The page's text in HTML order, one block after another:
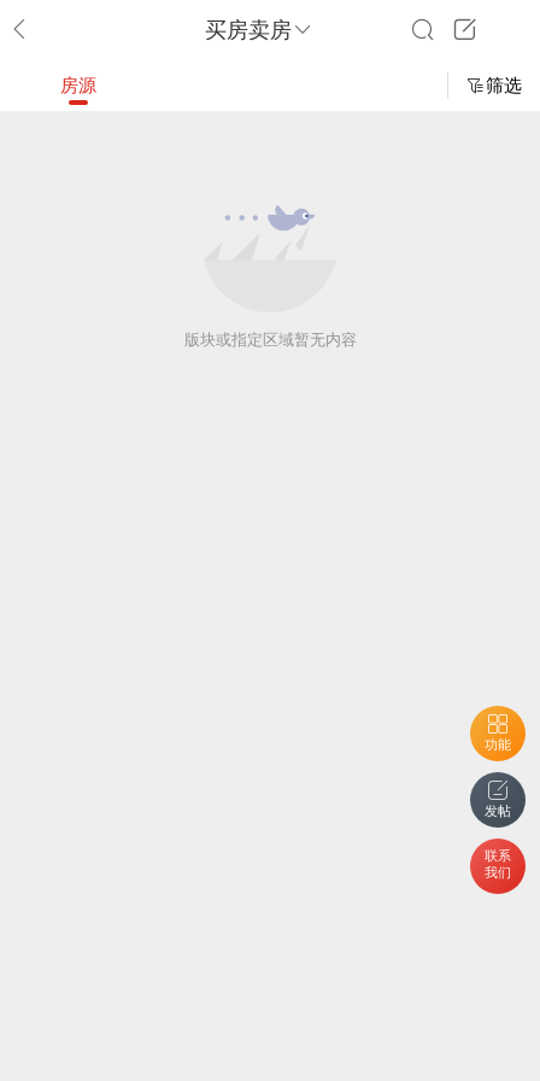
买房卖房
功能
发帖
联系
我们
房源 筛选
版块或指定区域暂无内容